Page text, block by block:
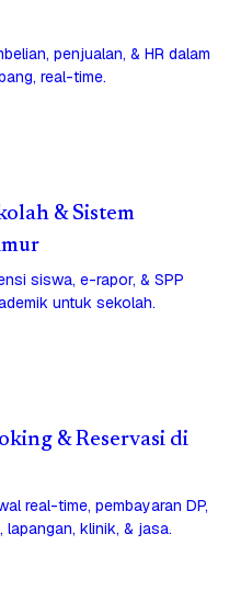
penjualan, & HR dalam
real-time.
& Sistem
siswa, e-rapor, & SPP
untuk sekolah.
& Reservasi di
real-time, pembayaran DP,
klinik, & jasa.